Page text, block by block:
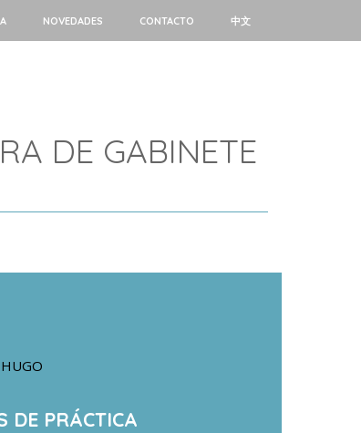
NOVEDADES CONTACTO 中文
DE GABINETE
DE PRÁCTICA